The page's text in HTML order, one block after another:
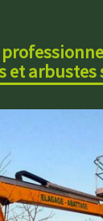
et arbustes